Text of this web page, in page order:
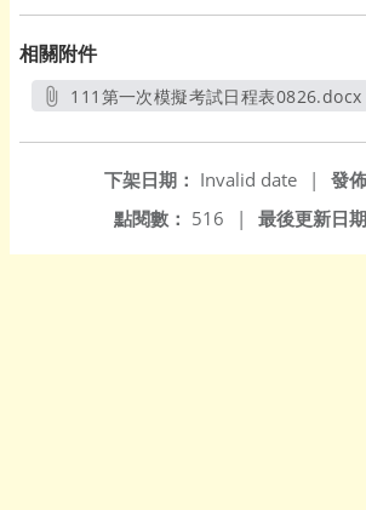
相關附件
111第一次模擬考試日程表0826.docx
發
下架日期： Invalid date
|
最後更新日期
點閱數： 516 |